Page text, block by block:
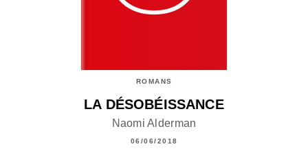
ROMANS
LA DÉSOBÉISSANCE
Naomi Alderman
06/06/2018